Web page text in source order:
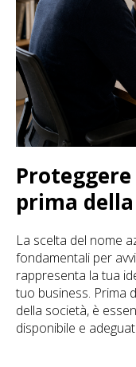
prima
La scelta del nome
fondamentali per
rappresenta la tua
tuo business. Prima
della società, è
disponibile e